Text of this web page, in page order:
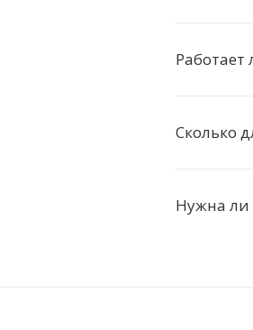
Сколько
Нужна ли